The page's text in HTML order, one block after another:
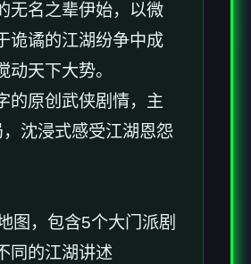
无名之辈伊始，以微
诡谲的江湖纷争中成
动天下大势。
原创武侠剧情，主
沈浸式感受江湖恩怨
，包含5个大门派剧
同的江湖讲述